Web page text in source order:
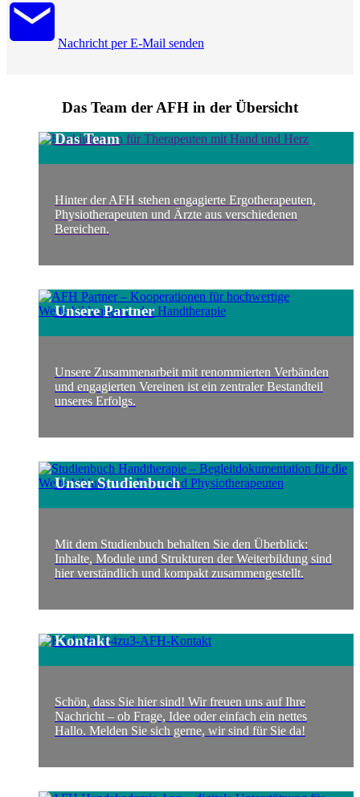
Nachricht per E-Mail senden
Das Team der AFH in der Übersicht
Das Team
Hinter der AFH stehen engagierte Ergotherapeuten,
Physiotherapeuten und Ärzte aus verschiedenen
Bereichen.
Unsere Partner
Unsere Zusammenarbeit mit renommierten Verbänden
und engagierten Vereinen ist ein zentraler Bestandteil
unseres Erfolgs.
Unser Studienbuch
Mit dem Studienbuch behalten Sie den Überblick:
Inhalte, Module und Strukturen der Weiterbildung sind
hier verständlich und kompakt zusammengestellt.
Kontakt
Schön, dass Sie hier sind! Wir freuen uns auf Ihre
Nachricht – ob Frage, Idee oder einfach ein nettes
Hallo. Melden Sie sich gerne, wir sind für Sie da!